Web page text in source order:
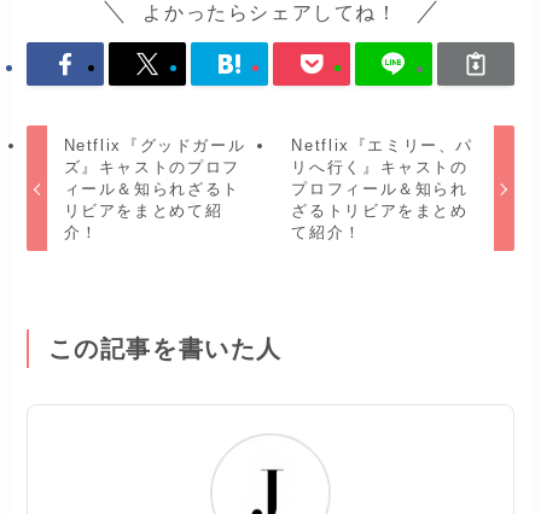
よかったらシェアしてね！
Netflix『グッドガール
ズ』キャストのプロフ
ィール＆知られざるト
リビアをまとめて紹
介！
Netflix『エミリー、パ
リへ行く』キャストの
プロフィール＆知られ
ざるトリビアをまとめ
て紹介！
この記事を書いた人